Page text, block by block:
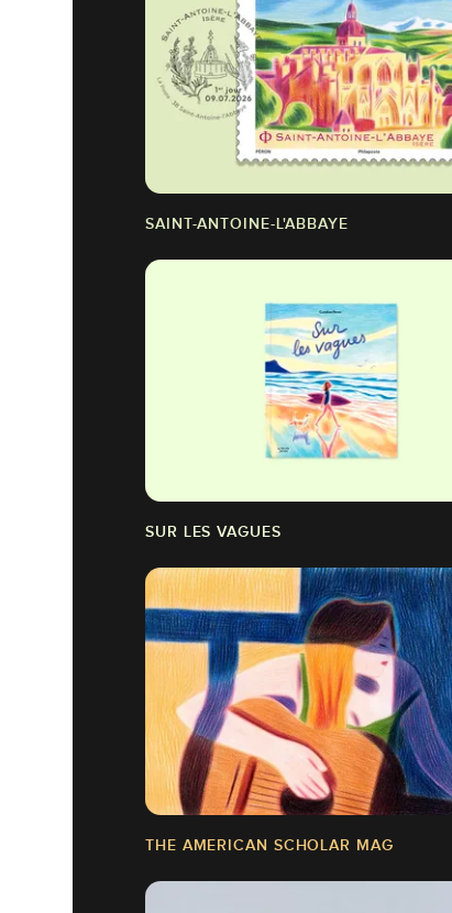
SAINT-ANTOINE-L'ABBAYE
SUR LES VAGUES
THE AMERICAN SCHOLAR MAG